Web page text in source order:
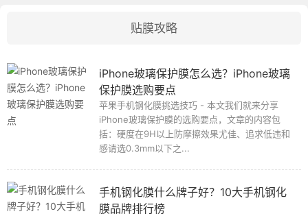
贴膜攻略
iPhone玻璃保护膜怎么选？iPhone玻璃
保护膜选购要点
苹果手机钢化膜挑选技巧 - 本文我们就来分享
iPhone玻璃保护膜的选购要点，文章的内容包
括：硬度在9H以上防摩擦效果尤佳、追求低违和
感请选0.3mm以下之...
手机钢化膜什么牌子好？10大手机钢化
膜品牌排行榜